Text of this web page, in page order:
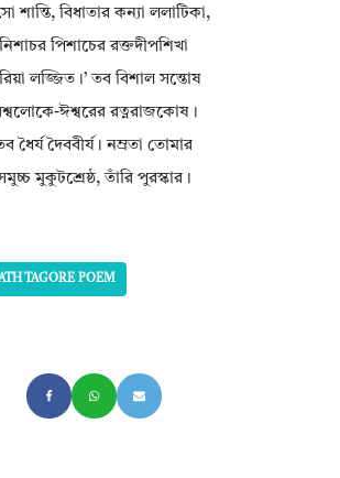
শান্তি, বিধাতার কন্যা ললাটিকা,
নিশাচর পিশাচের রক্তদীপশিখা
লজ্জিত।’ তব বিশাল সন্তোষ
ঈশ্বরের রত্নরাজকোষ।
ধৈর্য দৈববীর্য। নম্রতা তোমার
মুকুটশ্রেষ্ঠ, তাঁরি পুরস্কার।
TAGORE POEM